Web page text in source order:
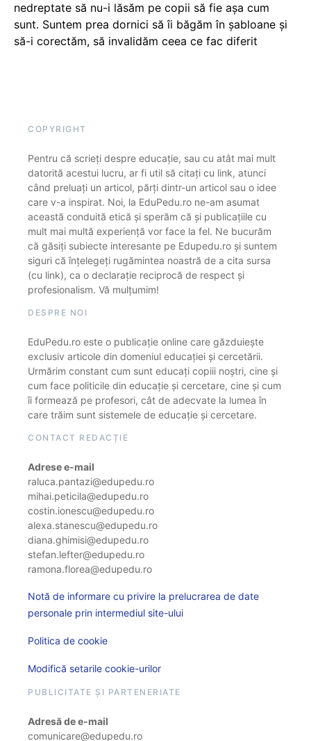
nedreptate să nu-i lăsăm pe copii să fie așa cum
sunt. Suntem prea dornici să îi băgăm în șabloane și
să-i corectăm, să invalidăm ceea ce fac diferit
COPYRIGHT
Pentru că scrieți despre educație, sau cu atât mai mult
datorită acestui lucru, ar fi util să citați cu link, atunci
când preluați un articol, părți dintr-un articol sau o idee
care v-a inspirat. Noi, la EduPedu.ro ne-am asumat
această conduită etică și sperăm că și publicațiile cu
mult mai multă experiență vor face la fel. Ne bucurăm
că găsiți subiecte interesante pe Edupedu.ro și suntem
siguri că înțelegeți rugămintea noastră de a cita sursa
(cu link), ca o declarație reciprocă de respect și
profesionalism. Vă mulțumim!
DESPRE NOI
EduPedu.ro este o publicație online care găzduiește
exclusiv articole din domeniul educației și cercetării.
Urmărim constant cum sunt educați copiii noștri, cine și
cum face politicile din educație și cercetare, cine și cum
îi formează pe profesori, cât de adecvate la lumea în
care trăim sunt sistemele de educație și cercetare.
CONTACT REDACȚIE
Adrese e-mail
raluca.pantazi@edupedu.ro
mihai.peticila@edupedu.ro
costin.ionescu@edupedu.ro
alexa.stanescu@edupedu.ro
diana.ghimisi@edupedu.ro
stefan.lefter@edupedu.ro
ramona.florea@edupedu.ro
Notă de informare cu privire la prelucrarea de date
personale prin intermediul site-ului
Politica de cookie
Modifică setarile cookie-urilor
PUBLICITATE ȘI PARTENERIATE
Adresă de e-mail
comunicare@edupedu.ro